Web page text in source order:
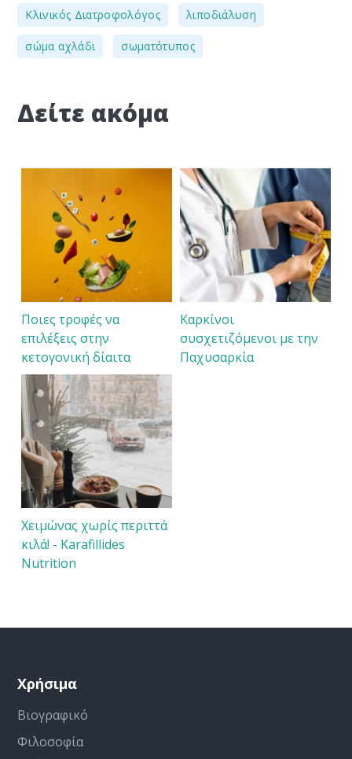
Κλινικός Διατροφολόγος λιποδιάλυση
σώμα αχλάδι σωματότυπος
Δείτε ακόμα
Ποιες τροφές να
επιλέξεις στην
κετογονική δίαιτα
Καρκίνοι
συσχετιζόμενοι με την
Παχυσαρκία
Χειμώνας χωρίς περιττά
κιλά! - Karafillides
Nutrition
Χρήσιμα
Βιογραφικό
Φιλοσοφία